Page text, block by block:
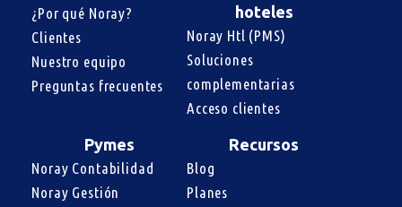
¿Por qué Noray?
Clientes
Nuestro equipo
Preguntas frecuentes
hoteles
Noray Htl (PMS)
Soluciones
complementarias
Acceso clientes
Pymes
Noray Contabilidad
Noray Gestión
Recursos
Blog
Planes